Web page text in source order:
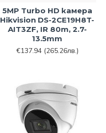
5MP Turbo HD камера
Hikvision DS-2CE19H8T-
AIT3ZF, IR 80m, 2.7-
13.5mm
€137.94 (265.26лв.)